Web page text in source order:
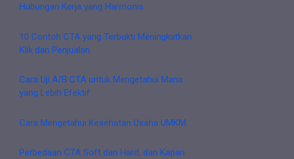
Hubungan Kerja yang Harmonis
10 Contoh CTA yang Terbukti Meningkatkan
Klik dan Penjualan
Cara Uji A/B CTA untuk Mengetahui Mana
yang Lebih Efektif
Cara Mengetahui Kesehatan Usaha UMKM
Perbedaan CTA Soft dan Hard, dan Kapan